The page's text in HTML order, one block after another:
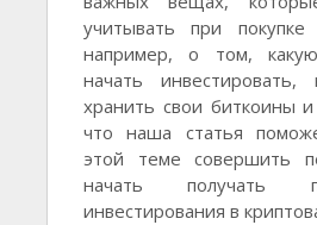
учитывать при покупке
например, о том,
начать инвестировать,
хранить свои биткоины
что наша статья
этой теме совершить
начать получать
инвестирования в